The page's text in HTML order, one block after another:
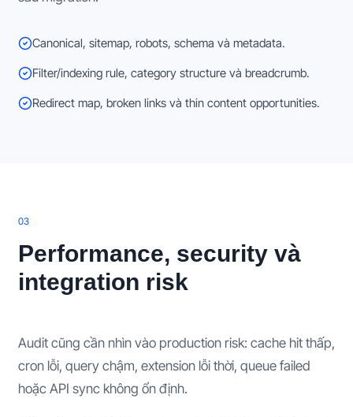
Canonical, sitemap, robots, schema và metadata.
Filter/indexing rule, category structure và breadcrumb.
Redirect map, broken links và thin content opportunities.
03
Performance, security và
integration risk
Audit cũng cần nhìn vào production risk: cache hit thấp,
cron lỗi, query chậm, extension lỗi thời, queue failed
hoặc API sync không ổn định.